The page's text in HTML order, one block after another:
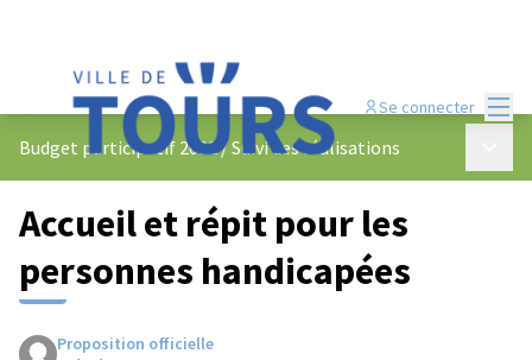
Se connecter
Budget participatif 2022/Suivi des réalisations
Accueil et répit pour les
personnes handicapées
Proposition officielle